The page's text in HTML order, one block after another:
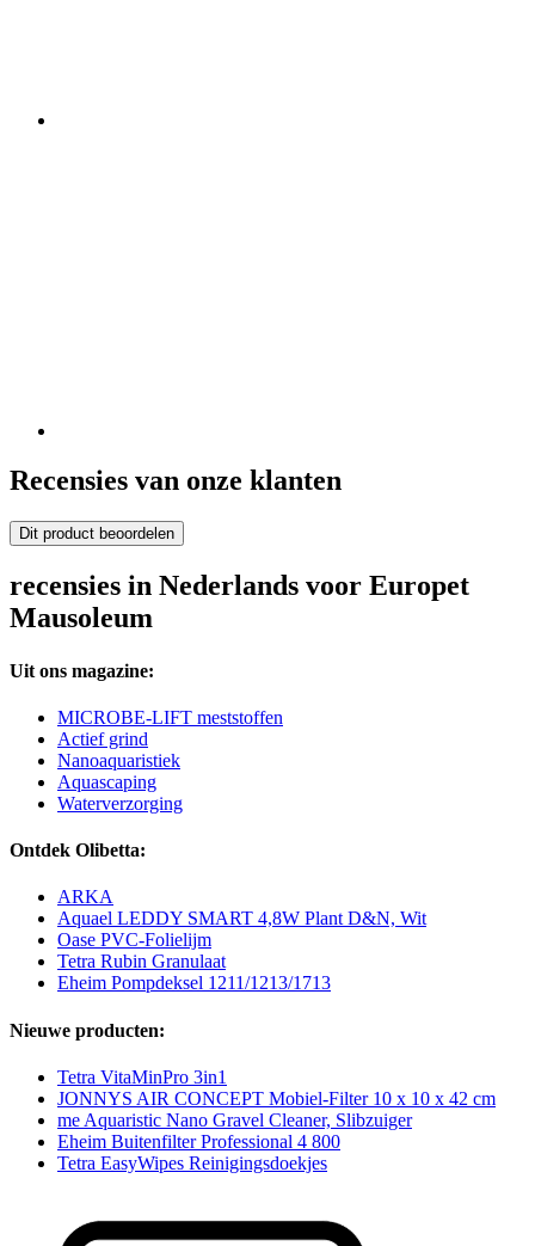
Recensies van onze klanten
Dit product beoordelen
recensies in Nederlands voor Europet
Mausoleum
Uit ons magazine:
MICROBE-LIFT meststoffen
Actief grind
Nanoaquaristiek
Aquascaping
Waterverzorging
Ontdek Olibetta:
ARKA
Aquael LEDDY SMART 4,8W Plant D&N, Wit
Oase PVC-Folielijm
Tetra Rubin Granulaat
Eheim Pompdeksel 1211/1213/1713
Nieuwe producten:
Tetra VitaMinPro 3in1
JONNYS AIR CONCEPT Mobiel-Filter 10 x 10 x 42 cm
me Aquaristic Nano Gravel Cleaner, Slibzuiger
Eheim Buitenfilter Professional 4 800
Tetra EasyWipes Reinigingsdoekjes